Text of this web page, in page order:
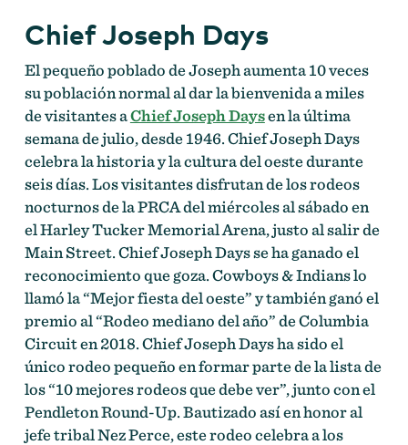
Chief Joseph Days
El pequeño poblado de Joseph aumenta 10 veces
su población normal al dar la bienvenida a miles
de visitantes aChief Joseph Daysen la última
semana de julio, desde 1946. Chief Joseph Days
celebra la historia y la cultura del oeste durante
seis días. Los visitantes disfrutan de los rodeos
nocturnos de la PRCA del miércoles al sábado en
el Harley Tucker Memorial Arena, justo al salir de
Main Street. Chief Joseph Days se ha ganado el
reconocimiento que goza. Cowboys & Indians lo
llamó la “Mejor fiesta del oeste” y también ganó el
premio al “Rodeo mediano del año” de Columbia
Circuit en 2018. Chief Joseph Days ha sido el
único rodeo pequeño en formar parte de la lista de
los “10 mejores rodeos que debe ver”, junto con el
Pendleton Round-Up. Bautizado así en honor al
jefe tribal Nez Perce, este rodeo celebra a los